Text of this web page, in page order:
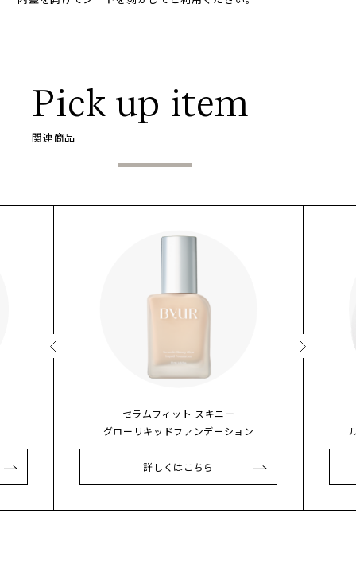
Pick up item
関連商品
セラムフィット スキニー
グローリキッドファンデーション
詳しくはこちら